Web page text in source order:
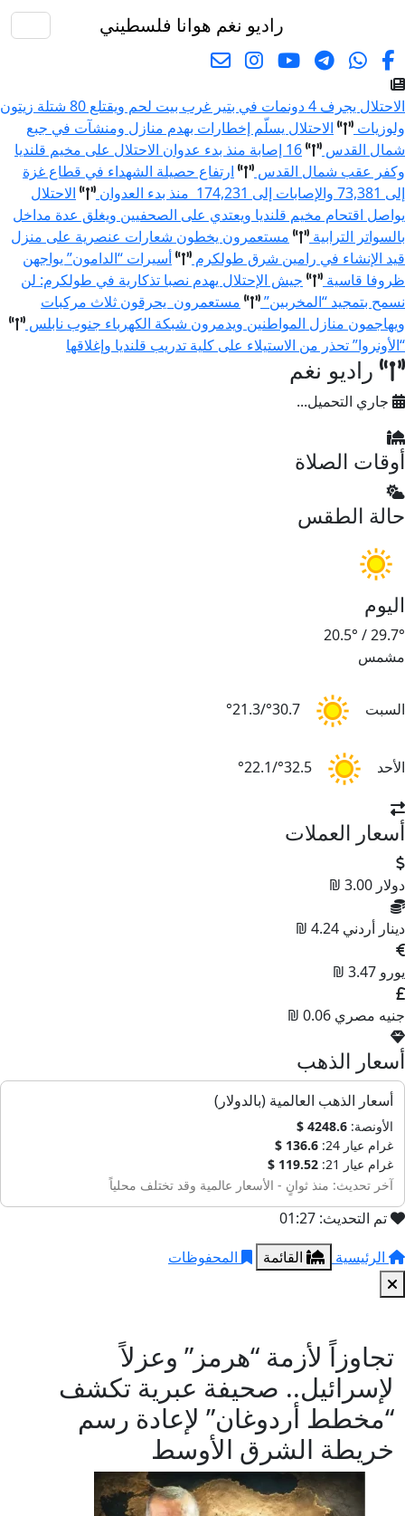
راديو نغم هوانا فلسطيني
الاحتلال يجرف 4 دونمات في بتير غرب بيت لحم ويقتلع 80 شتلة زيتون
ولوزيات
الاحتلال يسلّم إخطارات بهدم منازل ومنشآت في جبع
شمال القدس
16 إصابة منذ بدء عدوان الاحتلال على مخيم قلنديا
وكفر عقب شمال القدس
ارتفاع حصيلة الشهداء في قطاع غزة
إلى 73,381 والإصابات إلى 174,231 منذ بدء العدوان
الاحتلال
يواصل اقتحام مخيم قلنديا ويعتدي على الصحفيين ويغلق عدة مداخل
بالسواتر الترابية
مستعمرون يخطون شعارات عنصرية على منزل
قيد الإنشاء في رامين شرق طولكرم
أسيرات “الدامون” يواجهن
ظروفا قاسية
جيش الإحتلال يهدم نصبا تذكارية في طولكرم: لن
نسمح بتمجيد “المخربين”
مستعمرون يحرقون ثلاث مركبات
ويهاجمون منازل المواطنين ويدمرون شبكة الكهرباء جنوب نابلس
“الأونروا” تحذر من الاستيلاء على كلية تدريب قلنديا وإغلاقها
راديو نغم
جاري التحميل...
أوقات الصلاة
حالة الطقس
اليوم
29.7°
/
20.5°
مشمس
السبت 30.7°/21.3°
الأحد 32.5°/22.1°
أسعار العملات
دولار 3.00 ₪
دينار أردني 4.24 ₪
يورو 3.47 ₪
جنيه مصري 0.06 ₪
أسعار الذهب
أسعار الذهب العالمية (بالدولار)
الأونصة: 4248.6 $
غرام عيار 24:
136.6 $
غرام عيار 21:
119.52 $
آخر تحديث: منذ ثوانٍ - الأسعار عالمية وقد تختلف محلياً
تم التحديث: 01:27
الرئيسية
القائمة المحفوظات
تجاوزاً لأزمة “هرمز” وعزلاً
لإسرائيل.. صحيفة عبرية تكشف
“مخطط أردوغان” لإعادة رسم
خريطة الشرق الأوسط